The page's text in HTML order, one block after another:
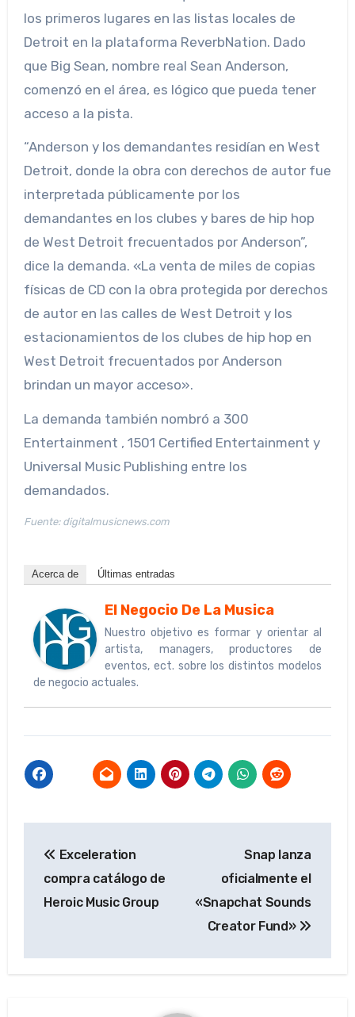
los primeros lugares en las listas locales de
Detroit en la plataforma ReverbNation. Dado
que Big Sean, nombre real Sean Anderson,
comenzó en el área, es lógico que pueda tener
acceso a la pista.
“Anderson y los demandantes residían en West
Detroit, donde la obra con derechos de autor fue
interpretada públicamente por los
demandantes en los clubes y bares de hip hop
de West Detroit frecuentados por Anderson”,
dice la demanda. «La venta de miles de copias
físicas de CD con la obra protegida por derechos
de autor en las calles de West Detroit y los
estacionamientos de los clubes de hip hop en
West Detroit frecuentados por Anderson
brindan un mayor acceso».
La demanda también nombró a 300
Entertainment , 1501 Certified Entertainment y
Universal Music Publishing entre los
demandados.
Fuente: digitalmusicnews.com
Acerca de Últimas entradas
El Negocio De La Musica
Nuestro objetivo es formar y orientar al
artista, managers, productores de
eventos, ect. sobre los distintos modelos
de negocio actuales.
de
entradas
Exceleration
compra catálogo de
Heroic Music Group
Snap lanza
oficialmente el
«Snapchat Sounds
Creator Fund»